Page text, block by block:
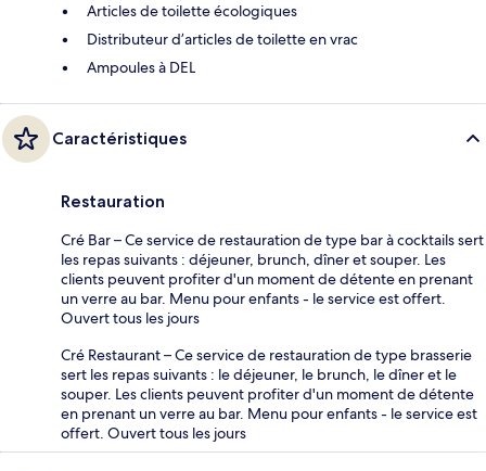
Articles de toilette écologiques
Distributeur d’articles de toilette en vrac
Ampoules à DEL
Caractéristiques
Restauration
Cré Bar – Ce service de restauration de type bar à cocktails sert
les repas suivants : déjeuner, brunch, dîner et souper. Les
clients peuvent profiter d'un moment de détente en prenant
un verre au bar. Menu pour enfants - le service est offert.
Ouvert tous les jours
Cré Restaurant – Ce service de restauration de type brasserie
sert les repas suivants : le déjeuner, le brunch, le dîner et le
souper. Les clients peuvent profiter d'un moment de détente
en prenant un verre au bar. Menu pour enfants - le service est
offert. Ouvert tous les jours